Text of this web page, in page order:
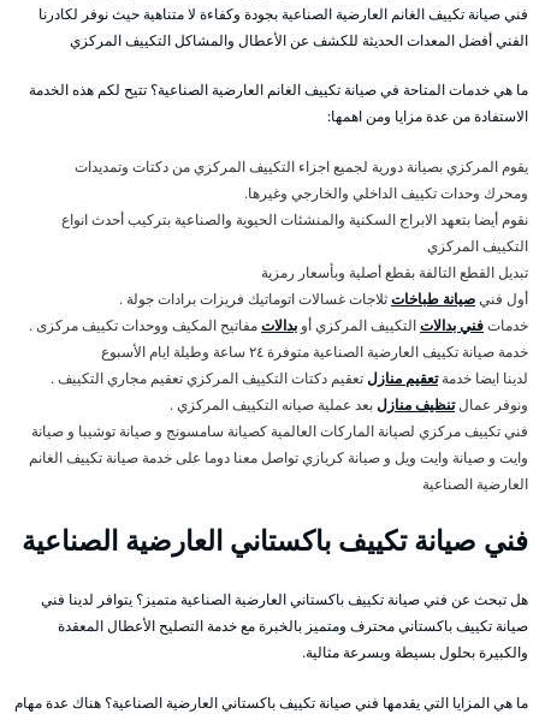
فني صيانة تكييف الغانم العارضية الصناعية بجودة وكفاءة لا متناهية حيث نوفر لكادرنا
الفني أفضل المعدات الحديثة للكشف عن الأعطال والمشاكل التكييف المركزي
ما هي خدمات المتاحة في صيانة تكييف الغانم العارضية الصناعية؟ تتيح لكم هذه الخدمة
الاستفادة من عدة مزايا ومن اهمها:
يقوم المركزي بصيانة دورية لجميع اجزاء التكييف المركزي من دكتات وتمديدات
ومحرك وحدات تكييف الداخلي والخارجي وغيرها.
نقوم أيضا بتعهد الابراج السكنية والمنشئات الحيوية والصناعية بتركيب أحدث انواع
التكييف المركزي
تبديل القطع التالفة بقطع أصلية وبأسعار رمزية
أول فنيصيانة طباخاتثلاجات غسالات اتوماتيك فريزات برادات جولة .
خدماتفني بدالاتالتكييف المركزي أو بدالاتمفاتيح المكيف ووحدات تكييف مركزى .
خدمة صيانة تكييف العارضية الصناعية متوفرة ٢٤ ساعة وطيلة ايام الأسبوع
لدينا ايضا خدمةتعقيم منازلتعقيم دكتات التكييف المركزي تعقيم مجاري التكييف .
ونوفر عمالتنظيف منازلبعد عملية صيانه التكييف المركزي .
فني تكييف مركزي لصيانة الماركات العالمية كصيانة سامسونج و صيانة توشيبا و صيانة
وايت و صيانة وايت ويل و صيانة كريازي تواصل معنا دوما على خدمة صيانة تكييف الغانم
العارضية الصناعية
فني صيانة تكييف باكستاني العارضية الصناعية
هل تبحث عن فني صيانة تكييف باكستاني العارضية الصناعية متميز؟ يتوافر لدينا فني
صيانة تكييف باكستاني محترف ومتميز بالخبرة مع خدمة التصليح الأعطال المعقدة
والكبيرة بحلول بسيطة وبسرعة مثالية.
ما هي المزايا التي يقدمها فني صيانة تكييف باكستاني العارضية الصناعية؟ هناك عدة مهام